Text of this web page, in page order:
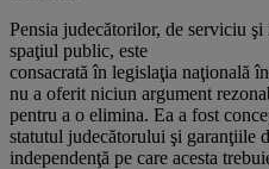
Pensia judecătorilor, de serviciu
spaţiul public, este
consacrată în legislaţia naţională
nu a oferit niciun argument
pentru a o elimina. Ea a fost
statutul judecătorului şi garanţiile
independenţă pe care acesta